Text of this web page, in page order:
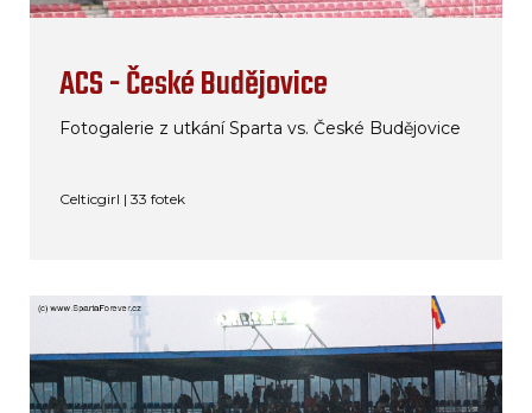
ACS - České Budějovice
Fotogalerie z utkání Sparta vs. České Budějovice
Celticgirl | 33 fotek